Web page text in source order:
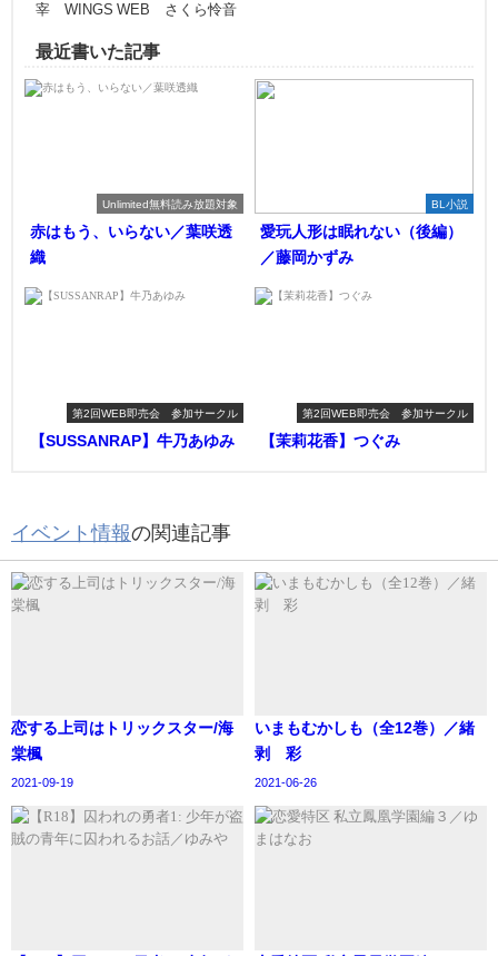
宰 WINGS WEB さくら怜音
最近書いた記事
Unlimited無料読み放題対象
赤はもう、いらない／葉咲透
織
BL小説
愛玩人形は眠れない（後編）
／藤岡かずみ
第2回WEB即売会 参加サークル
【SUSSANRAP】牛乃あゆみ
第2回WEB即売会 参加サークル
【茉莉花香】つぐみ
イベント情報の関連記事
恋する上司はトリックスター/海
棠楓
2021-09-19
いまもむかしも（全12巻）／緒
剥 彩
2021-06-26